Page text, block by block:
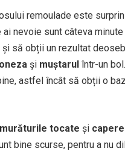
remoulade este
ai nevoie sunt câteva
să obții un rezultat
și muștarulîntr-un
astfel încât să obții o
murăturile tocate și
bine scurse, pentru a nu